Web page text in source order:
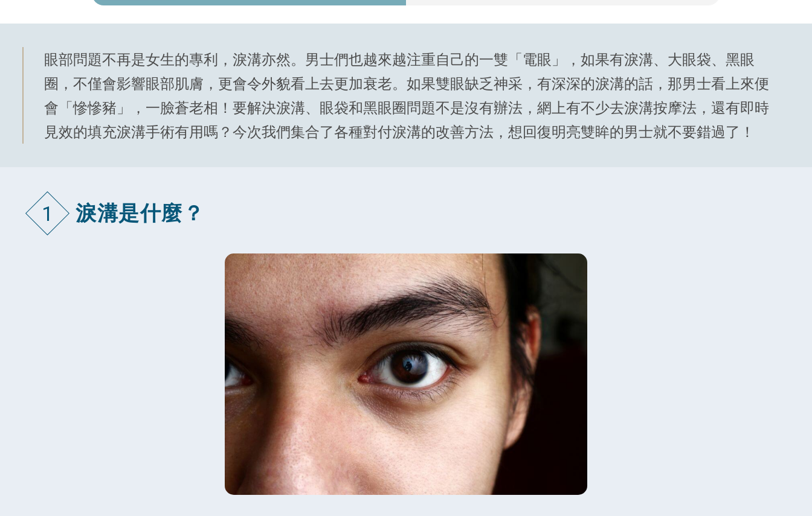
眼部問題不再是女生的專利，淚溝亦然。男士們也越來越注重自己的一雙「電眼」，如果有淚溝、大眼袋、黑眼
圈，不僅會影響眼部肌膚，更會令外貌看上去更加衰老。如果雙眼缺乏神采，有深深的淚溝的話，那男士看上來便
會「慘慘豬」，一臉蒼老相！要解決淚溝、眼袋和黑眼圈問題不是沒有辦法，網上有不少去淚溝按摩法，還有即時
見效的填充淚溝手術有用嗎？今次我們集合了各種對付淚溝的改善方法，想回復明亮雙眸的男士就不要錯過了！
1 淚溝是什麼？